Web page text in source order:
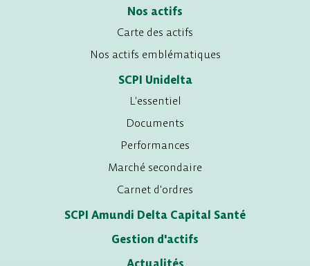
Nos actifs
Carte des actifs
Nos actifs emblématiques
SCPI Unidelta
L'essentiel
Documents
Performances
Marché secondaire
Carnet d'ordres
SCPI Amundi Delta Capital Santé
Gestion d'actifs